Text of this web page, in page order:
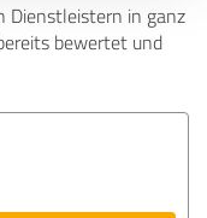
Dienstleistern in ganz
bewertet und